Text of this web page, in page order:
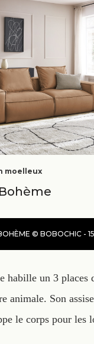
moelleux
© BOBOCHIC -
habille un 3 places
animale. Son
le corps pour les